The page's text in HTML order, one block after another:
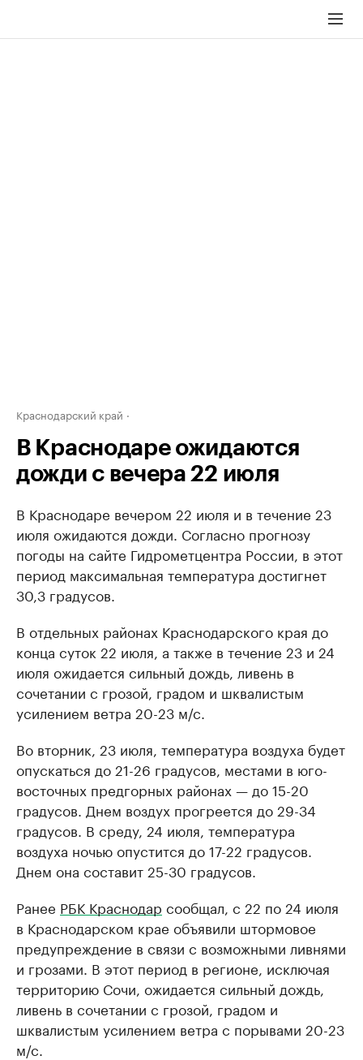
Краснодарский край
В Краснодаре ожидаются
дожди с вечера 22 июля
В Краснодаре вечером 22 июля и в течение 23
июля ожидаются дожди. Согласно прогнозу
погоды на сайте Гидрометцентра России, в этот
период максимальная температура достигнет
30,3 градусов.
В отдельных районах Краснодарского края до
конца суток 22 июля, а также в течение 23 и 24
июля ожидается сильный дождь, ливень в
сочетании с грозой, градом и шквалистым
усилением ветра 20-23 м/с.
Во вторник, 23 июля, температура воздуха будет
опускаться до 21-26 градусов, местами в юго-
восточных предгорных районах — до 15-20
градусов. Днем воздух прогреется до 29-34
градусов. В среду, 24 июля, температура
воздуха ночью опустится до 17-22 градусов.
Днем она составит 25-30 градусов.
Ранее РБК Краснодар сообщал, с 22 по 24 июля
в Краснодарском крае объявили штормовое
предупреждение в связи с возможными ливнями
и грозами. В этот период в регионе, исключая
территорию Сочи, ожидается сильный дождь,
ливень в сочетании с грозой, градом и
шквалистым усилением ветра с порывами 20-23
м/с.